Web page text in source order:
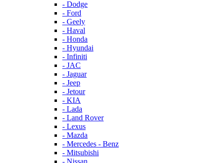
- Dodge
- Ford
- Geely
- Haval
- Honda
- Hyundai
- Infiniti
- JAC
- Jaguar
- Jeep
- Jetour
- KIA
- Lada
- Land Rover
- Lexus
- Mazda
- Mercedes - Benz
- Mitsubishi
- Nissan